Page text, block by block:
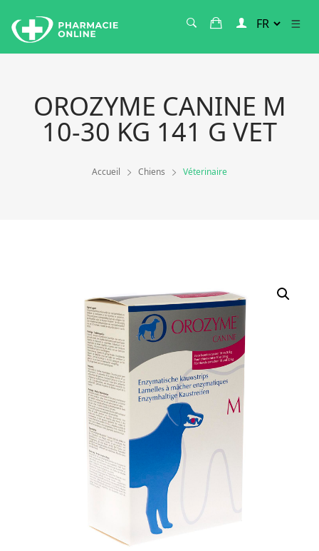
OROZYME CANINE M
10-30 KG 141 G VET
Accueil Chiens Véterinaire